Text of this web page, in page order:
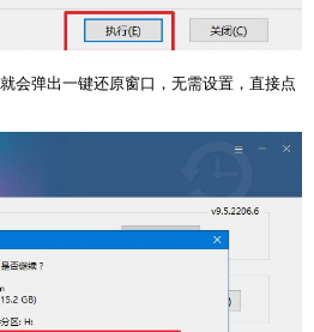
会弹出一键还原窗口，无需设置，直接点